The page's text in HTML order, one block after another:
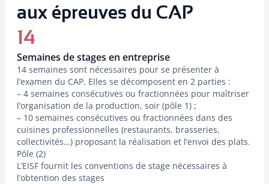
aux épreuves du CAP
14
Semaines de stages en entreprise
14 semaines sont nécessaires pour se présenter à
l’examen du CAP. Elles se décomposent en 2 parties :
– 4 semaines consécutives ou fractionnées pour maîtriser
l’organisation de la production, soir (pôle 1) ;
– 10 semaines consécutives ou fractionnées dans des
cuisines professionnelles (restaurants, brasseries,
collectivités…) proposant la réalisation et l’envoi des plats.
Pôle (2)
L’EISF fournit les conventions de stage nécessaires à
l’obtention des stages